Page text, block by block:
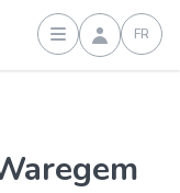
Connexion
FR